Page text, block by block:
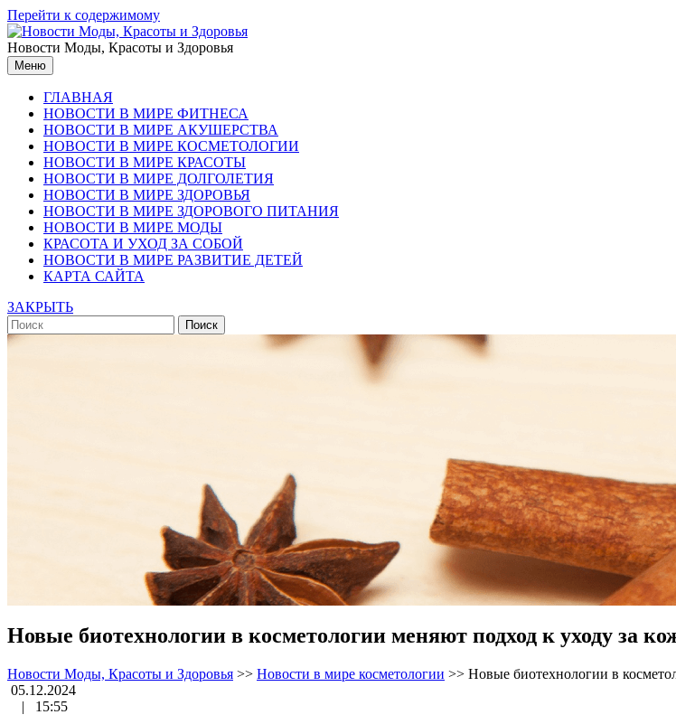
Перейти к содержимому
Новости Моды, Красоты и Здоровья
Меню
ГЛАВНАЯ
НОВОСТИ В МИРЕ ФИТНЕСА
НОВОСТИ В МИРЕ АКУШЕРСТВА
НОВОСТИ В МИРЕ КОСМЕТОЛОГИИ
НОВОСТИ В МИРЕ КРАСОТЫ
НОВОСТИ В МИРЕ ДОЛГОЛЕТИЯ
НОВОСТИ В МИРЕ ЗДОРОВЬЯ
НОВОСТИ В МИРЕ ЗДОРОВОГО ПИТАНИЯ
НОВОСТИ В МИРЕ МОДЫ
КРАСОТА И УХОД ЗА СОБОЙ
НОВОСТИ В МИРЕ РАЗВИТИЕ ДЕТЕЙ
КАРТА САЙТА
ЗАКРЫТЬ
Новые биотехнологии в косметологии меняют подход к уходу за
Новости Моды, Красоты и Здоровья >> Новости в мире косметологии >> Новые биотехнологии в
05.12.2024
|
15:55